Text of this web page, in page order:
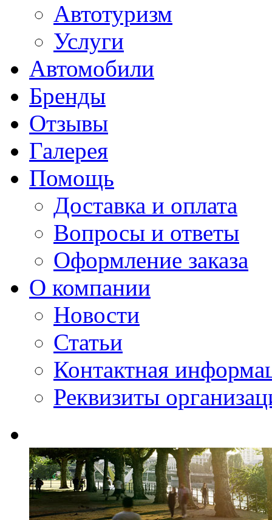
Автотуризм
Услуги
Автомобили
Бренды
Отзывы
Галерея
Помощь
Доставка и оплата
Вопросы и ответы
Оформление заказа
О компании
Новости
Статьи
Контактная
Реквизиты